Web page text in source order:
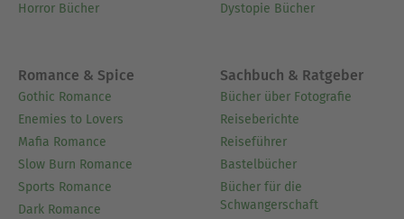
Horror Bücher
Dystopie Bücher
Romance & Spice
Gothic Romance
Enemies to Lovers
Mafia Romance
Slow Burn Romance
Sports Romance
Dark Romance
Sachbuch & Ratgeber
Bücher über Fotografie
Reiseberichte
Reiseführer
Bastelbücher
Bücher für die
Schwangerschaft